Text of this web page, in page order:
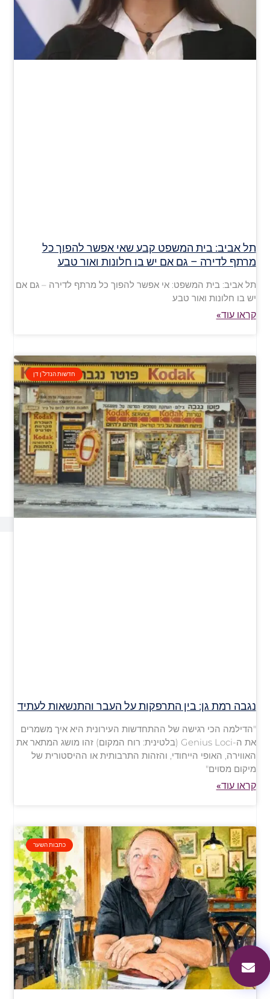
תל אביב: בית המשפט קבע שאי אפשר להפוך כל
מרתף לדירה – גם אם יש בו חלונות ואור טבע
תל אביב: בית המשפט: אי אפשר להפוך כל מרתף לדירה – גם אם
יש בו חלונות ואור טבע
קראו עוד»
חדשות הנדל"ן דן
נגבה רמת גן: בין התרפקות על העבר והתנשאות לעתיד
"הדילמה הכי רגישה של ההתחדשות העירונית היא איך משמרים
את ה-Genius Loci (בלטינית: רוח המקום) זהו מושג המתאר את
האווירה, האופי הייחודי, והזהות התרבותית או ההיסטורית של
מיקום מסוים"
קראו עוד»
כתבות השער